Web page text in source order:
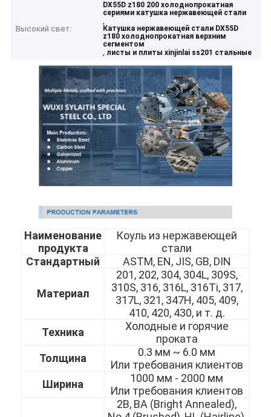
Высокий свет:
DX55D z180 200 холоднопрокатная
сериями катушка нержавеющей стали
,
Катушка нержавеющей стали DX55D
z180 холоднопрокатная верхним
сегментом
, листы и плиты xinjinlai ss201 стальные
Наименование
продукта
Коуль из нержавеющей
стали
Стандартный
ASTM, EN, JIS, GB, DIN
Материал
201, 202, 304, 304L, 309S,
310S, 316, 316L, 316Ti, 317,
317L, 321, 347H, 405, 409,
410, 420, 430, и т. д.
Техника
Холодные и горячие
проката
Толщина
0.3 мм ~ 6.0 мм
Или требования клиентов
Ширина
1000 мм - 2000 мм
Или требования клиентов
2B, BA (Bright Annealed),